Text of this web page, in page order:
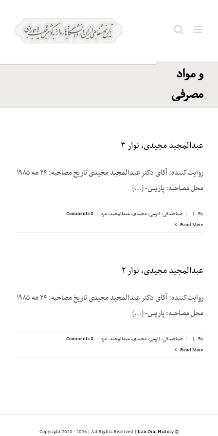
تولیدات
و مواد
مصرفی
for:
عبدالمجید مجیدی، نوار ۳
روایت‌کننده: آقای دکتر عبدالمجید مجیدی تاریخ مصاحبه: ۲۴ مه ۱۹۸۵
محل مصاحبه: پاریس- [...]
By
|
| ضیا صدقی,فارسی,مجیدی،‌ عبدالمجید,مرد |
0 Comments
Read More
عبدالمجید مجیدی، نوار ۲
روایت‌کننده: آقای دکتر عبدالمجید مجیدی تاریخ مصاحبه: ۲۴ مه ۱۹۸۵
محل مصاحبه: پاریس- [...]
By
|
| ضیا صدقی,فارسی,مجیدی،‌ عبدالمجید,مرد |
0 Comments
Read More
© Copyright 2020 -
2026 | All Rights Reserved | Iran Oral History